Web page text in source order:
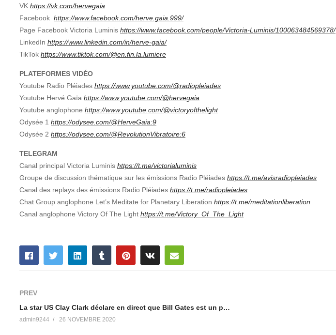
VK https://vk.com/hervegaia
Facebook https://www.facebook.com/herve.gaia.999/
Page Facebook Victoria Luminis https://www.facebook.com/people/Victoria-Luminis/100063484569378/
LinkedIn https://www.linkedin.com/in/herve-gaia/
TikTok https://www.tiktok.com/@en.fin.la.lumiere
PLATEFORMES VIDÉO
Youtube Radio Pléiades https://www.youtube.com/@radiopleiades
Youtube Hervé Gaïa https://www.youtube.com/@hervegaia
Youtube anglophone https://www.youtube.com/@victoryofthelight
Odysée 1 https://odysee.com/@HerveGaia:9
Odysée 2 https://odysee.com/@RevolutionVibratoire:6
TELEGRAM
Canal principal Victoria Luminis https://t.me/victorialuminis
Groupe de discussion thématique sur les émissions Radio Pléiades https://t.me/avisradiopleiades
Canal des replays des émissions Radio Pléiades https://t.me/radiopleiades
Chat Group anglophone Let’s Meditate for Planetary Liberation https://t.me/meditationliberation
Canal anglophone Victory Of The Light https://t.me/Victory_Of_The_Light
PREV
La star US Clay Clark déclare en direct que Bill Gates est un pédophile lié à Jeffrey Epstein
admin9244 26 NOVEMBRE 2020